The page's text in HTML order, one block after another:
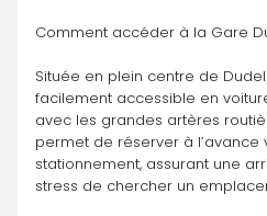
Comment accéder à la Gare
Située en plein centre de
facilement accessible en
avec les grandes artères
permet de réserver à
stationnement, assurant une
stress de chercher un